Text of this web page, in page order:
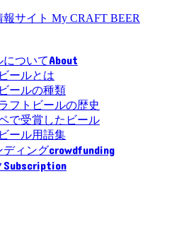
についてAbout
ールとは
ールの種類
フトビールの歴史
で受賞したビール
ール用語集
ディングcrowdfunding
Subscription